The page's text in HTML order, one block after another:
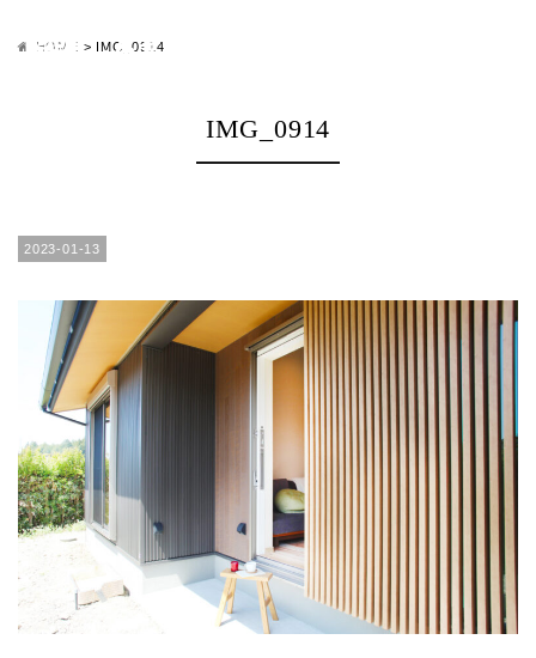
HOME > IMG_0914
IMG_0914
2023-01-13